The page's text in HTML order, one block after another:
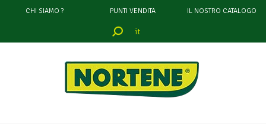
CHI SIAMO ? PUNTI VENDITA IL NOSTRO CATALOGO
it
filtrare
attraverso